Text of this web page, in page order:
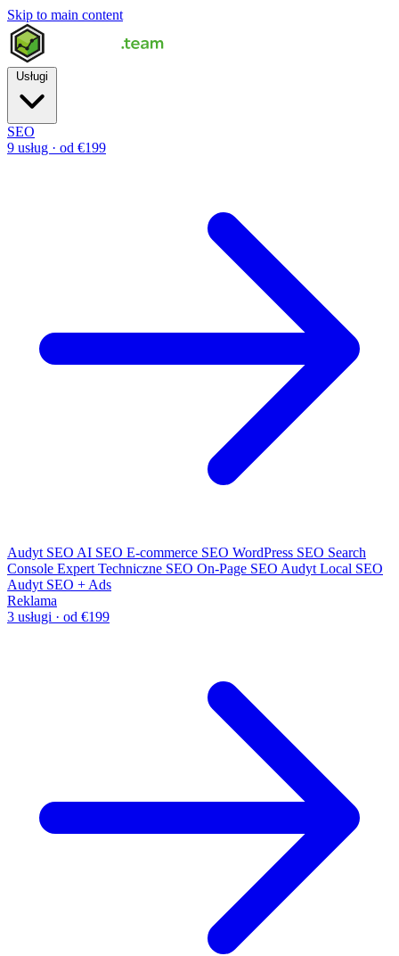
Skip to main content
SEO
9 usług · od €199
Audyt SEO AI SEO E-commerce SEO WordPress SEO Search
Console Expert Techniczne SEO On-Page SEO Audyt Local SEO
Audyt SEO + Ads
Reklama
3 usługi · od €199